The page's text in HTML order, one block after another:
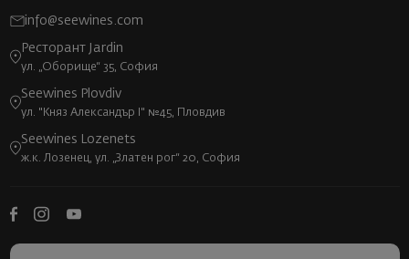
info@seewines.com
Ресторант Jardin
ул. „Оборище“ 35, София
Seewines Plovdiv
ул. "Княз Александър I" №45, Пловдив
Seewines Lozenets
ж.к. Лозенец, ул. „Златен рог“ 20, София